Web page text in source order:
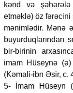
kənd və
etməklə) öz
mənimlədir. Mənə
buyurduqlarından
bir-birinin
imam Hüseynə (ə)
(Kəmali-ibn Əsir, c.
5- İmam Hüseyn